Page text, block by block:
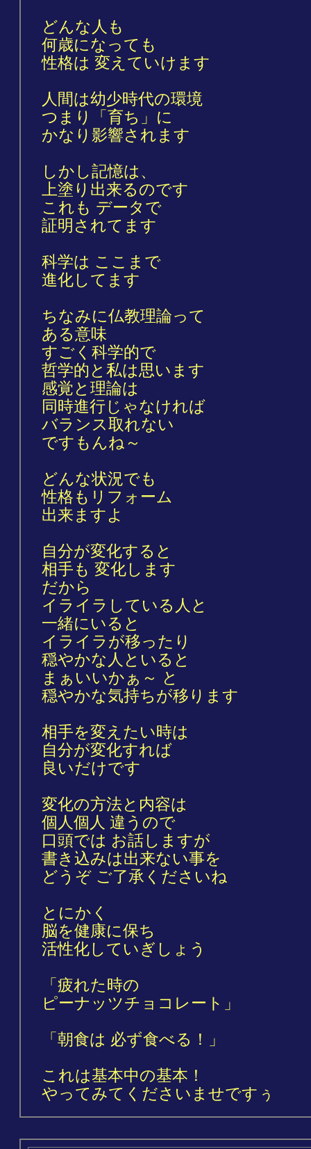
どんな人も
何歳になっても
性格は 変えていけます
人間は幼少時代の環境
つまり「育ち」に
かなり影響されます
しかし記憶は、
上塗り出来るのです
これも データで
証明されてます
科学は ここまで
進化してます
ちなみに仏教理論って
ある意味
すごく科学的で
哲学的と私は思います
感覚と理論は
同時進行じゃなければ
バランス取れない
ですもんね～
どんな状況でも
性格もリフォーム
出来ますよ
自分が変化すると
相手も 変化します
だから
イライラしている人と
一緒にいると
イライラが移ったり
穏やかな人といると
まぁいいかぁ～ と
穏やかな気持ちが移ります
相手を変えたい時は
自分が変化すれば
良いだけです
変化の方法と内容は
個人個人 違うので
口頭では お話しますが
書き込みは出来ない事を
どうぞ ご了承くださいね
とにかく
脳を健康に保ち
活性化していぎしょう
「疲れた時の
ピーナッツチョコレート」
「朝食は 必ず食べる！」
これは基本中の基本！
やってみてくださいませですぅ